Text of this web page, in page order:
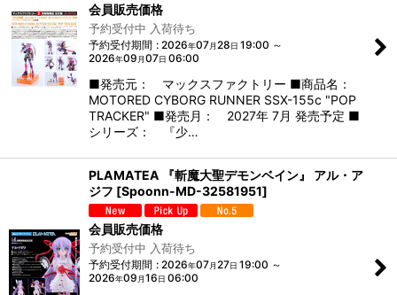
会員販売価格
予約受付中 入荷待ち
予約受付期間 : 2026年07月 28日 19:00 ～
2026年09 月07日 06:00
■発売元： マックスファクトリー ■商品名：
MOTORED CYBORG RUNNER SSX-155c "POP
TRACKER" ■発売月： 2027年 7月 発売予定 ■
シリーズ： 『少…
PLAMATEA 『斬魔大聖デモンベイン』 アル・ア
ジフ [Spoonn-MD-32581951]
会員販売価格
予約受付中 入荷待ち
予約受付期間 : 2026年07月27日 19:00 ～
2026年09月16 日 06:00